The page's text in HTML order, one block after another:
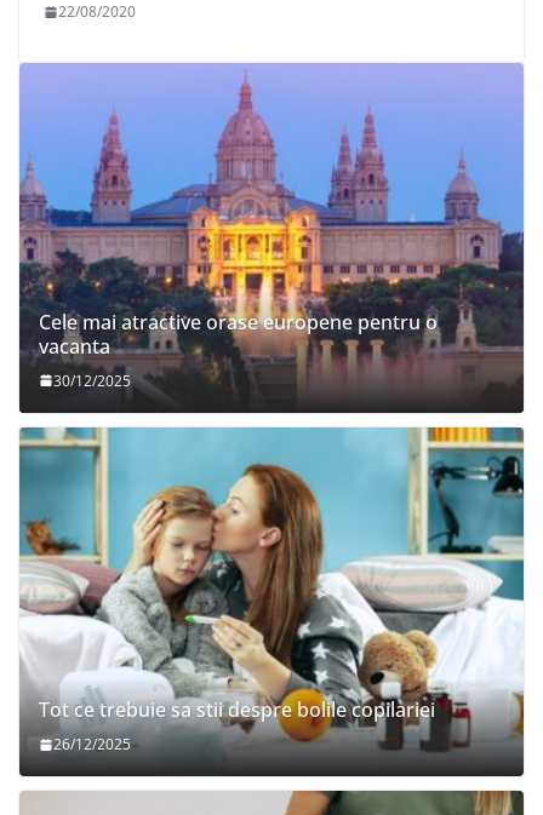
22/08/2020
Cele mai atractive orase europene pentru o
vacanta
30/12/2025
Tot ce trebuie sa stii despre bolile copilariei
26/12/2025